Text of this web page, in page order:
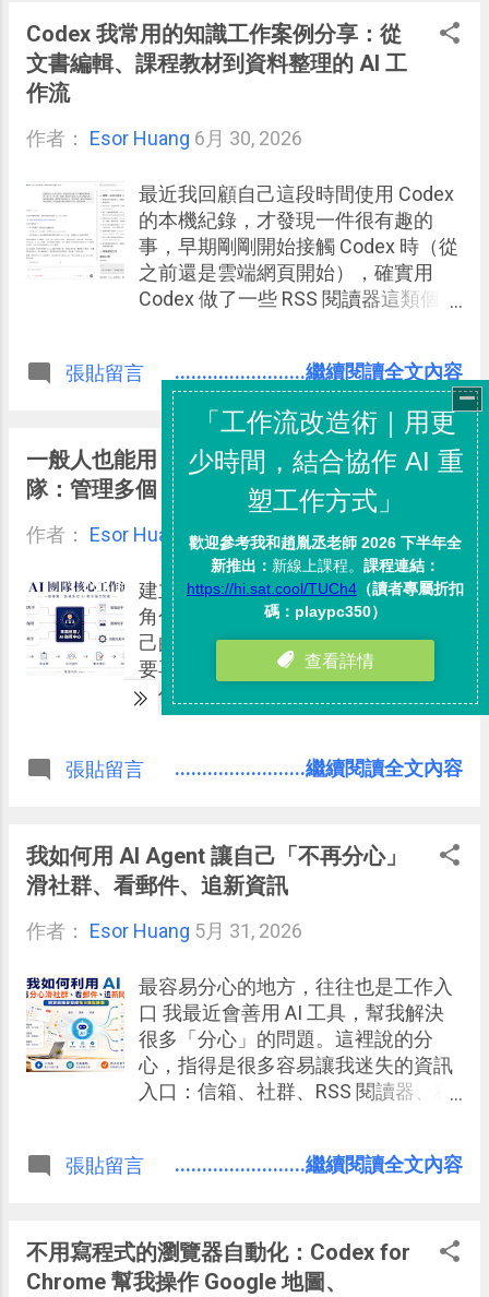
Codex 我常用的知識工作案例分享：從
文書編輯、課程教材到資料整理的 AI 工
作流
作者： Esor Huang 6月 30, 2026
最近我回顧自己這段時間使用 Codex
的本機紀錄，才發現一件很有趣的
事，早期剛剛開始接觸 Codex 時（從
之前還是雲端網頁開始），確實用
Codex 做了一些 RSS 閱讀器這類個人
作、文書編輯處理流程中。
張貼留言 ........................繼續閱讀全文內容
一般人也能用 ChatGPT 打造你的 AI 團
隊：管理多個 AI 員工的實戰流程
作者： Esor Huang6月 14, 2026
建立 AI 團隊的重點，是讓每個聊天有
角色、有任務、有共同規則，也有自
己的專業經驗。 當任務變複雜時，不
要再追求一個萬能 AI，而是開始管理
一個能分工合作的 AI 團隊。
張貼留言 ........................繼續閱讀全文內容
我如何用 AI Agent 讓自己「不再分心」
滑社群、看郵件、追新資訊
作者： Esor Huang 5月 31, 2026
最容易分心的地方，往往也是工作入
口 我最近會善用 AI 工具，幫我解決
很多「分心」的問題。這裡說的分
心，指得是很多容易讓我迷失的資訊
入口：信箱、社群、RSS 閱讀器、稍
是因為「可能有」讀者來信、課程邀
有」我寫文章、作課程需要的工具更
新、使用者案例、值得收錄的觀點。
張貼留言 ........................繼續閱讀全文內容
不用寫程式的瀏覽器自動化：Codex for
Chrome 幫我操作 Google 地圖、